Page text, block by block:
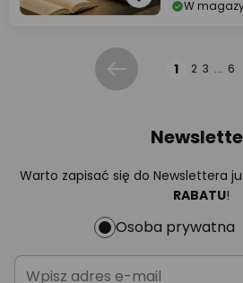
W
Poprzednia1 2 3 ... 6
Warto zapisać się do Newslettera
RABATU!
Osoba prywatna